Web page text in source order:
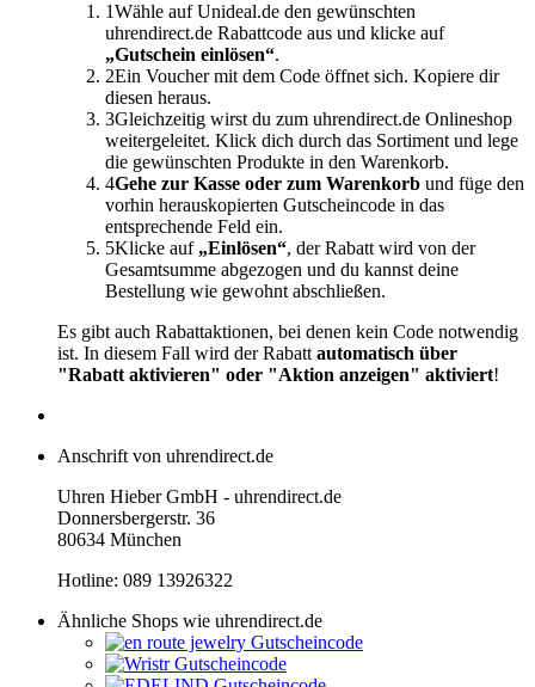
1Wähle auf Unideal.de den gewünschten
uhrendirect.de Rabattcode aus und klicke auf
„Gutschein einlösen“.
2Ein Voucher mit dem Code öffnet sich. Kopiere dir
diesen heraus.
3Gleichzeitig wirst du zum uhrendirect.de Onlineshop
weitergeleitet. Klick dich durch das Sortiment und lege
die gewünschten Produkte in den Warenkorb.
4Gehe zur Kasse oder zum Warenkorb und füge den
vorhin herauskopierten Gutscheincode in das
entsprechende Feld ein.
5Klicke auf „Einlösen“, der Rabatt wird von der
Gesamtsumme abgezogen und du kannst deine
Bestellung wie gewohnt abschließen.
Es gibt auch Rabattaktionen, bei denen kein Code notwendig
ist. In diesem Fall wird der Rabatt automatisch über
"Rabatt aktivieren" oder "Aktion anzeigen" aktiviert!
Anschrift von uhrendirect.de
Uhren Hieber GmbH - uhrendirect.de
Donnersbergerstr. 36
80634 München
Hotline: 089 13926322
Ähnliche Shops wie uhrendirect.de